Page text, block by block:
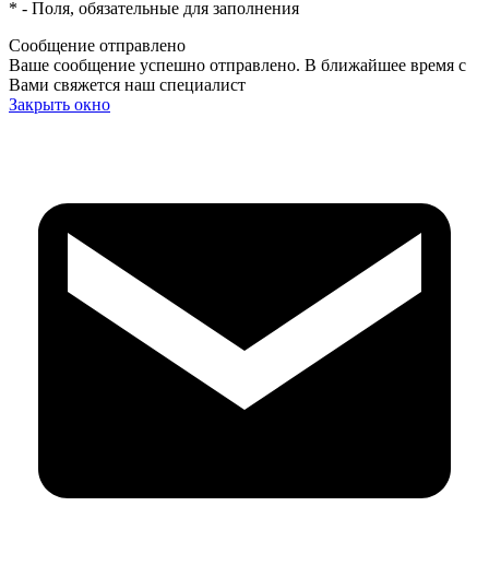
* - Поля, обязательные для заполнения
Сообщение отправлено
Ваше сообщение успешно отправлено. В ближайшее время с
Вами свяжется наш специалист
Закрыть окно